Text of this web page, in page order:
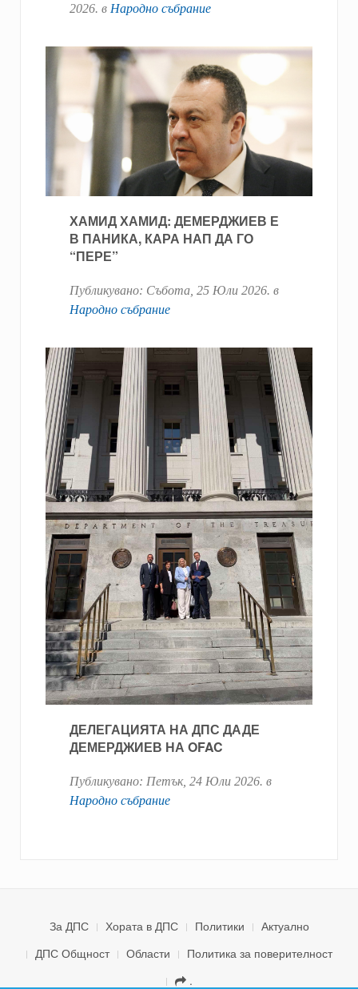
2026. в Народно събрание
ХАМИД ХАМИД: ДЕМЕРДЖИЕВ Е
В ПАНИКА, КАРА НАП ДА ГО
“ПЕРЕ”
Публикувано: Събота, 25 Юли 2026. в
Народно събрание
ДЕЛЕГАЦИЯТА НА ДПС ДАДЕ
ДЕМЕРДЖИЕВ НА OFAC
Публикувано: Петък, 24 Юли 2026. в
Народно събрание
За ДПС Хората в ДПС Политики
Актуално
ДПС Общност
Области
Политика за поверителност
.